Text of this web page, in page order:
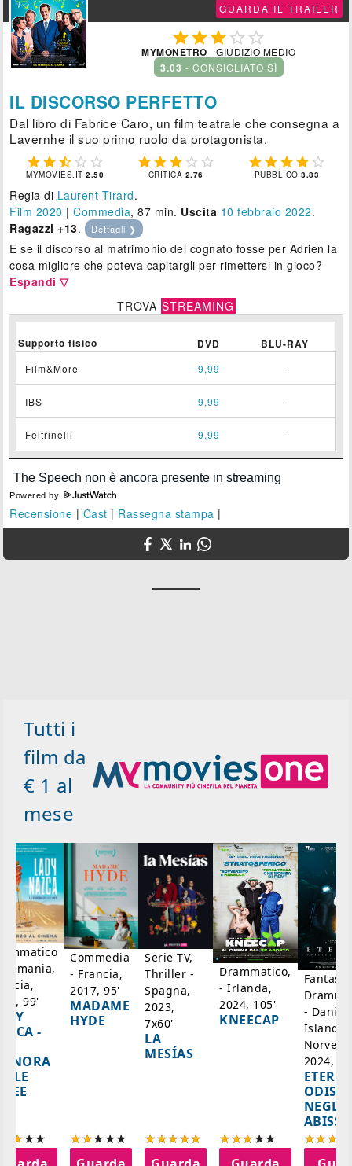
GUARDA IL TRAILER
  
MYMONETRO - GIUDIZIO MEDIO
3.03 - CONSIGLIATO SÌ
IL DISCORSO PERFETTO
Dal libro di Fabrice Caro, un film teatrale che consegna a
Lavernhe il suo primo ruolo da protagonista.
    
MYMOVIES.IT2.50
    
CRITICA 2.76
    
PUBBLICO3.83
Regia di Laurent Tirard.
Film 2020 |Commedia, 87 min. Uscita 10 febbraio 2022.
Ragazzi +13. Dettagli ❯
E se il discorso al matrimonio del cognato fosse per Adrien la
cosa migliore che poteva capitargli per rimettersi in gioco?
Espandi ▽
TROVA STREAMING
Supporto fisico DVD BLU-RAY
Film&More 9,99 -
IBS 9,99 -
Feltrinelli 9,99 -
Powered by
Recensione | Cast | Rassegna stampa |
Tutti i
film da
€ 1 al
mese
99'
-
Commedia
- Francia,
2017, 95'
MADAME
HYDE
Serie TV,
Thriller -
Spagna,
2023,
7x60'
LA
MESÍAS
Drammatico,
- Irlanda,
2024, 105'
KNEECAP
-
Islanda,
2024,
NEGLI
ABISSI